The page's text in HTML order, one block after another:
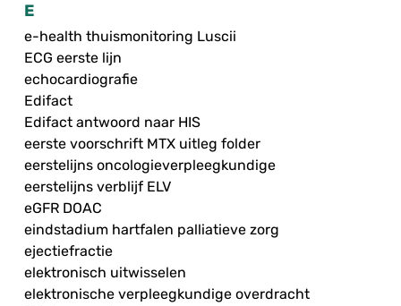
E
e-health thuismonitoring Luscii
ECG eerste lijn
echocardiografie
Edifact
Edifact antwoord naar HIS
eerste voorschrift MTX uitleg folder
eerstelijns oncologieverpleegkundige
eerstelijns verblijf ELV
eGFR DOAC
eindstadium hartfalen palliatieve zorg
ejectiefractie
elektronisch uitwisselen
elektronische verpleegkundige overdracht